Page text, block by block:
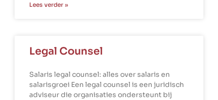
Lees verder »
Legal Counsel
Salaris legal counsel: alles over salaris en
salarisgroei Een legal counsel is een juridisch
adviseur die organisaties ondersteunt bij